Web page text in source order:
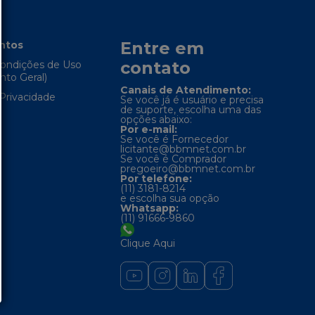
de Uso
Geral)
Entre em
contato
Canais de Atendimento:
Se você já é usuário e precisa
de suporte, escolha uma das
opções abaixo:
Por e-mail:
Se você é Fornecedor
licitante@bbmnet.com.br
Se você é Comprador
pregoeiro@bbmnet.com.br
Por telefone:
(11) 3181-8214
e escolha sua opção
Whatsapp:
(11) 91666-9860
Clique Aqui